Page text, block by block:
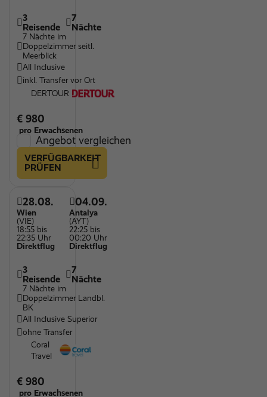
3
Reisende
7
Nächte
7 Nächte im
Doppelzimmer seitl.
Meerblick
All Inclusive
inkl. Transfer vor Ort
DERTOUR
€ 980
pro Erwachsenen
Angebot vergleichen
VERFÜGBARKEIT
PRÜFEN
28.08.
Wien
(VIE)
18:55 bis
22:35 Uhr
Direktflug
04.09.
Antalya
(AYT)
22:25 bis
00:20 Uhr
Direktflug
3
Reisende
7
Nächte
7 Nächte im
Doppelzimmer Landbl.
BK
All Inclusive Superior
ohne Transfer
Coral
Travel
€ 980
pro Erwachsenen